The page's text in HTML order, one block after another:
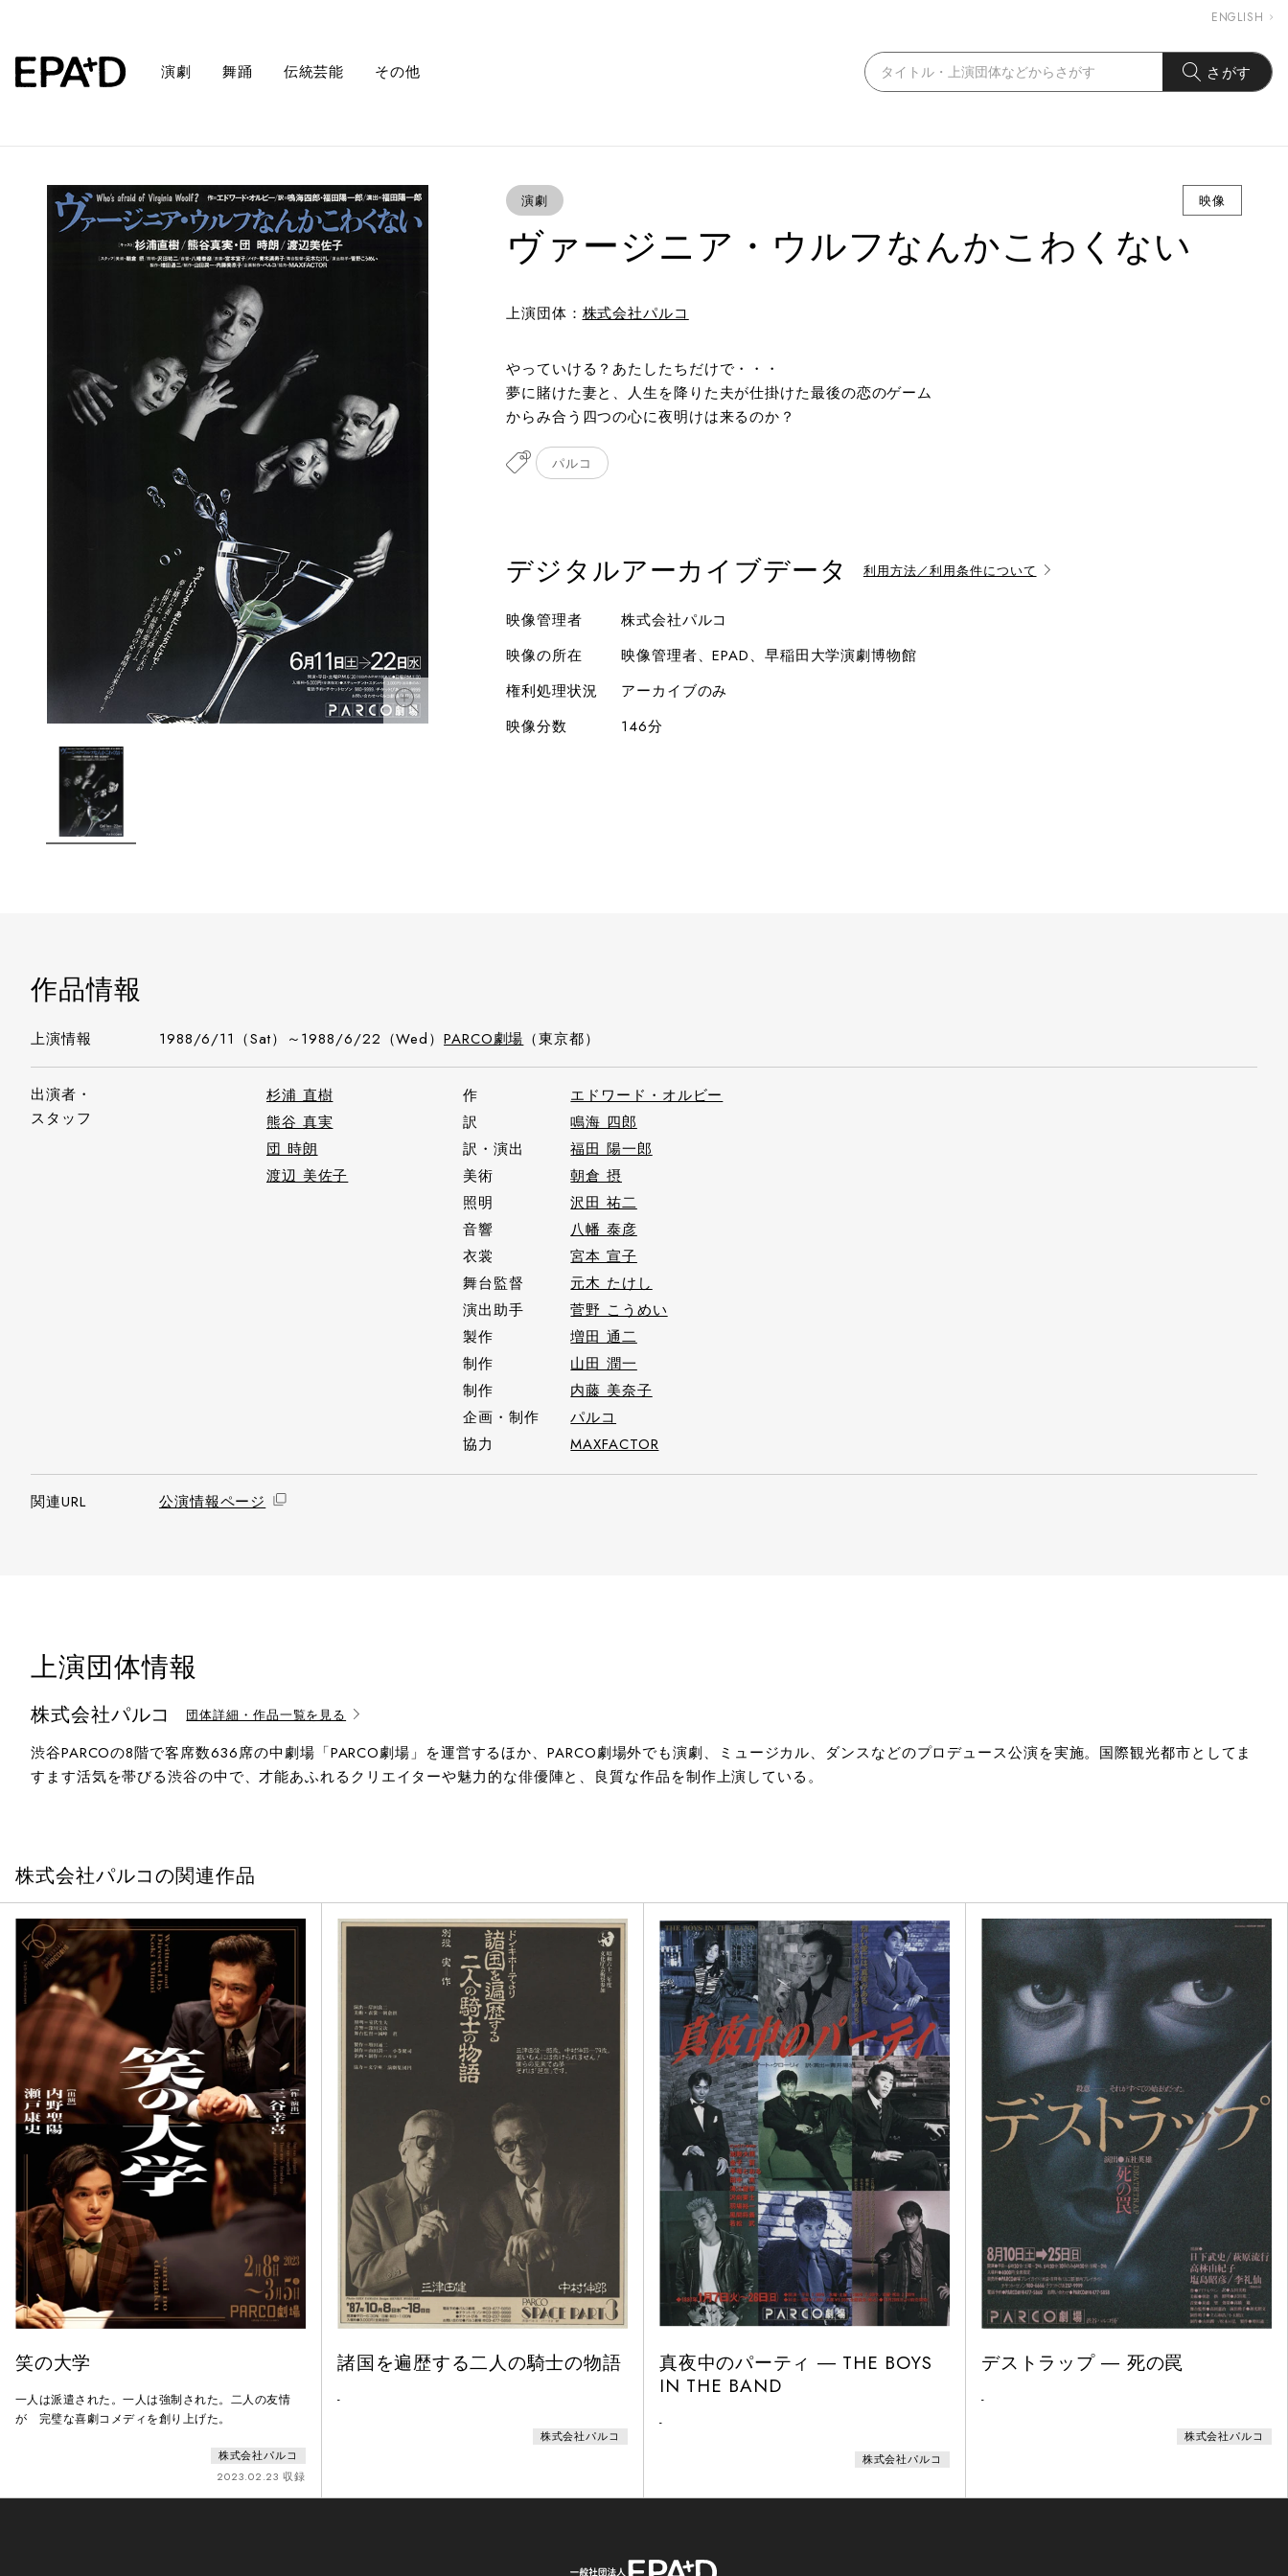
ENGLISH
演劇 舞踊 伝統芸能 その他 さがす
演劇 映像
ヴァージニア・ウルフなんかこわくない
上演団体： 株式会社パルコ
やっていける？あたしたちだけで・・・
夢に賭けた妻と、人生を降りた夫が仕掛けた最後の恋のゲーム
からみ合う四つの心に夜明けは来るのか？
パルコ
デジタルアーカイブデータ 利用方法／利用条件について
映像管理者
株式会社パルコ
映像の所在
映像管理者、EPAD、早稲田大学演劇博物館
権利処理状況
アーカイブのみ
映像分数
146分
作品情報
上演情報 1988/6/11（Sat）～1988/6/22（Wed）PARCO劇場 （東京都）
出演者・
スタッフ
杉浦 直樹
熊谷 真実
団 時朗
渡辺 美佐子
作
エドワード・オルビー
訳
鳴海 四郎
訳・演出
福田 陽一郎
美術
朝倉 摂
照明
沢田 祐二
音響
八幡 泰彦
衣裳
宮本 宣子
舞台監督
元木 たけし
演出助手
菅野 こうめい
製作
増田 通二
制作
山田 潤一
制作
内藤 美奈子
企画・制作
パルコ
協力
MAXFACTOR
関連URL 公演情報ページ
上演団体情報
株式会社パルコ 団体詳細・作品一覧を見る
渋谷PARCOの8階で客席数636席の中劇場「PARCO劇場」を運営するほか、PARCO劇場外でも演劇、ミュージカル、ダンスなどのプロデュース公演を実施。国際観光都市としてま
すます活気を帯びる渋谷の中で、才能あふれるクリエイターや魅力的な俳優陣と、良質な作品を制作上演している。
株式会社パルコの関連作品
笑の大学
一人は派遣された。一人は強制された。二人の友情
が 完璧な喜劇コメディを創り上げた。
株式会社パルコ
2023.02.23 収録
諸国を遍歴する二人の騎士の物語
-
株式会社パルコ
真夜中のパーティ ― THE BOYS
IN THE BAND
-
株式会社パルコ
デストラップ ― 死の罠
-
株式会社パルコ